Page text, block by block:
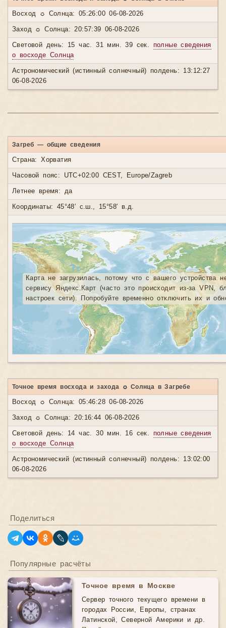
Восход ☼ Солнца: 05:26:00 06-08-2026
Заход ☼ Солнца: 20:57:39 06-08-2026
Световой день: 15 час. 31 мин. 39 сек. полные сведения
о восходе Солнца
Астрономический (истинный солнечный) полдень: 13:12:27
06-08-2026
Загреб — общие сведения
Страна: Хорватия
Часовой пояс: UTC+02:00 CEST, Europe/Zagreb
Летнее время: да
Координаты: 45°48′ с.ш., 15°58′ в.д.
Карта не загрузилась, потому что с вашего устройства
сервису Яндекс.Карт (часто это происходит из-за VPN,
настроек сети). Попробуйте временно отключить их и
Точное время восхода и захода ☼ Солнца в Загребе
Восход ☼ Солнца: 05:46:28 06-08-2026
Заход ☼ Солнца: 20:16:44 06-08-2026
Световой день: 14 час. 30 мин. 16 сек. полные сведения
о восходе Солнца
Астрономический (истинный солнечный) полдень: 13:02:00
06-08-2026
Поделиться
Популярные расчёты
Точное время в Москве
Сервер точного текущего времени в
городах России, Европы, странах
Латинской, Северной Америки и др.